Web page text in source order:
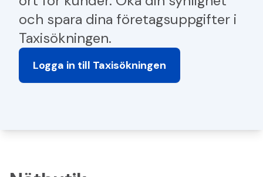
På svenska
In English
och spara dina företagsuppgifter i
Taxisökningen.
Logga in till Taxisökningen